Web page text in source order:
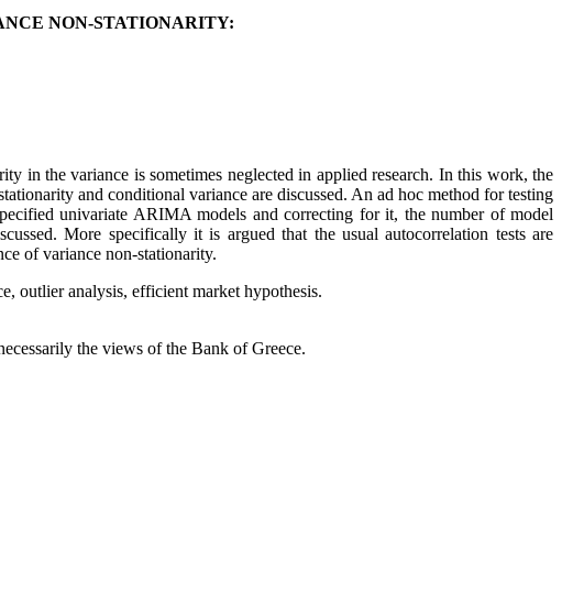
NON-STATIONARITY:
in the variance is sometimes neglected in applied research. In this work, the
and conditional variance are discussed. An ad hoc method for testing
univariate ARIMA models and correcting for it, the number of model
More specifically it is argued that the usual autocorrelation tests are
of variance non-stationarity.
outlier analysis, efficient market hypothesis.
the views of the Bank of Greece.